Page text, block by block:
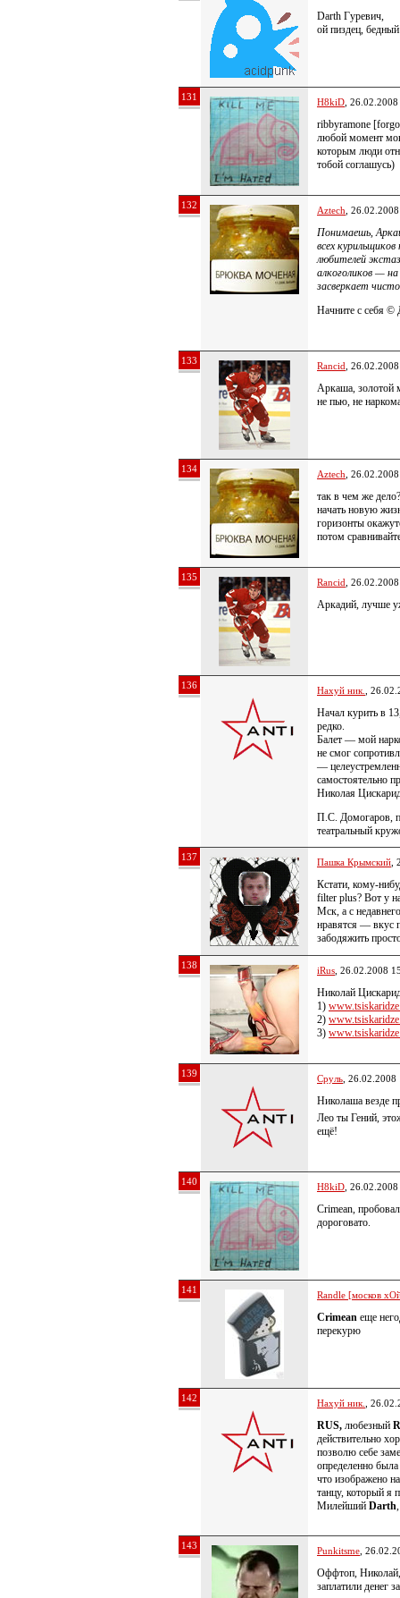
Darth Гуревич,
ой пиздец,
131 H8kiD ,
ribbyramone
любой момент
которым люди
тобой соглашусь)
132 Aztech ,
Понимаешь,
всех
любителей
алкоголиков —
засверкает
Начните с себя ©
133 Rancid ,
Аркаша, золотой
не пью, не
134 Aztech ,
так в чем же
начать новую
горизонты
потом
135 Rancid ,
Аркадий, лучше
136 Нахуй ник. ,
Начал курить в
редко.
Балет — мой
не смог
—
самостоятельно
Николая
П.С. Домогаров,
театральный
137 Пашка Крымский
Кстати, кому-
filter plus? Вот у
Мск, а с
нравятся — вкус
забодяжить
138 iRus , 26.02.2008
Николай
1)
2)
3)
139 Сруль ,
Николаша
Лео ты Гений,
ещё!
140 H8kiD ,
Crimean,
дороговато.
141 Randle [москов
Crimean еще
перекурю
142 Нахуй ник. ,
RUS, любезный
действительно
позволю себе
определенно
что изображено
танцу, который я
Милейший Darth
143 Punkitsme ,
Оффтоп, Николай,
заплатили денег